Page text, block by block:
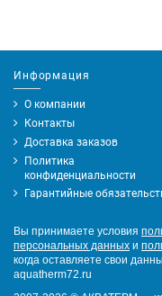
Информация
О компании
Контакты
Доставка заказов
Политика
конфиденциальности
Гарантийные
Вы принимаете условия
персональных данных и
когда оставляете свои
aquatherm72.ru